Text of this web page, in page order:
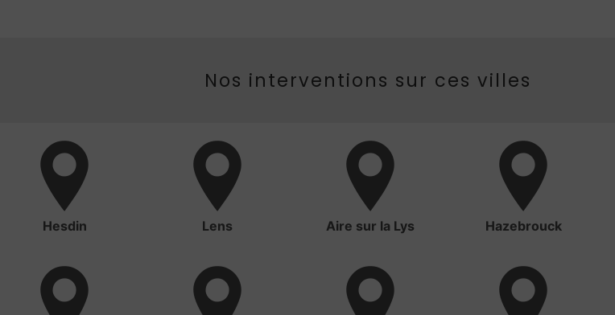
Nos interventions sur ces villes
Hesdin Lens Aire sur la Lys Hazebrouck